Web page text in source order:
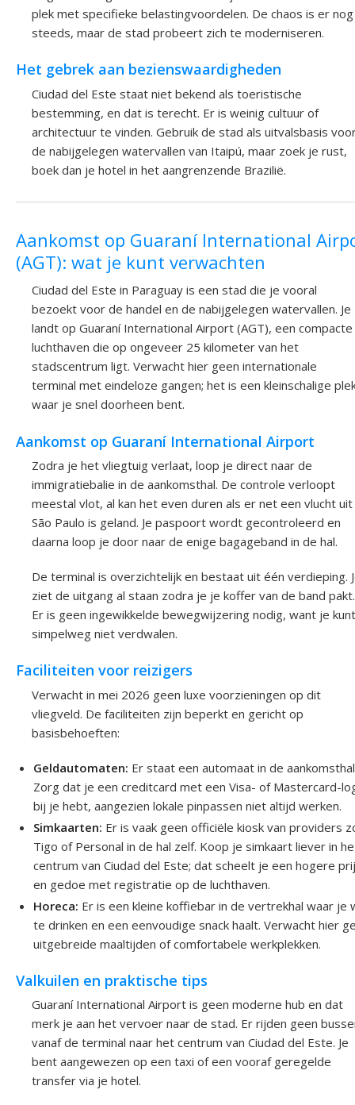
plek met specifieke belastingvoordelen. De chaos is er nog
steeds, maar de stad probeert zich te moderniseren.
Het gebrek aan bezienswaardigheden
Ciudad del Este staat niet bekend als toeristische
bestemming, en dat is terecht. Er is weinig cultuur of
architectuur te vinden. Gebruik de stad als uitvalsbasis
de nabijgelegen watervallen van Itaipú, maar zoek je rust,
boek dan je hotel in het aangrenzende Brazilië.
Aankomst op Guaraní International
(AGT): wat je kunt verwachten
Ciudad del Este in Paraguay is een stad die je vooral
bezoekt voor de handel en de nabijgelegen watervallen. Je
landt op Guaraní International Airport (AGT), een compacte
luchthaven die op ongeveer 25 kilometer van het
stadscentrum ligt. Verwacht hier geen internationale
terminal met eindeloze gangen; het is een kleinschalige
waar je snel doorheen bent.
Aankomst op Guaraní International Airport
Zodra je het vliegtuig verlaat, loop je direct naar de
immigratiebalie in de aankomsthal. De controle verloopt
meestal vlot, al kan het even duren als er net een vlucht uit
São Paulo is geland. Je paspoort wordt gecontroleerd en
daarna loop je door naar de enige bagageband in de hal.
De terminal is overzichtelijk en bestaat uit één verdieping.
ziet de uitgang al staan zodra je je koffer van de band pakt.
Er is geen ingewikkelde bewegwijzering nodig, want je kunt
simpelweg niet verdwalen.
Faciliteiten voor reizigers
Verwacht in mei 2026 geen luxe voorzieningen op dit
vliegveld. De faciliteiten zijn beperkt en gericht op
basisbehoeften:
Geldautomaten: Er staat een automaat in de
Zorg dat je een creditcard met een Visa- of Mastercard-
bij je hebt, aangezien lokale pinpassen niet altijd werken.
Simkaarten: Er is vaak geen officiële kiosk van providers
Tigo of Personal in de hal zelf. Koop je simkaart liever in
centrum van Ciudad del Este; dat scheelt je een hogere
en gedoe met registratie op de luchthaven.
Horeca: Er is een kleine koffiebar in de vertrekhal waar je
te drinken en een eenvoudige snack haalt. Verwacht hier
uitgebreide maaltijden of comfortabele werkplekken.
Valkuilen en praktische tips
Guaraní International Airport is geen moderne hub en dat
merk je aan het vervoer naar de stad. Er rijden geen
vanaf de terminal naar het centrum van Ciudad del Este. Je
bent aangewezen op een taxi of een vooraf geregelde
transfer via je hotel.